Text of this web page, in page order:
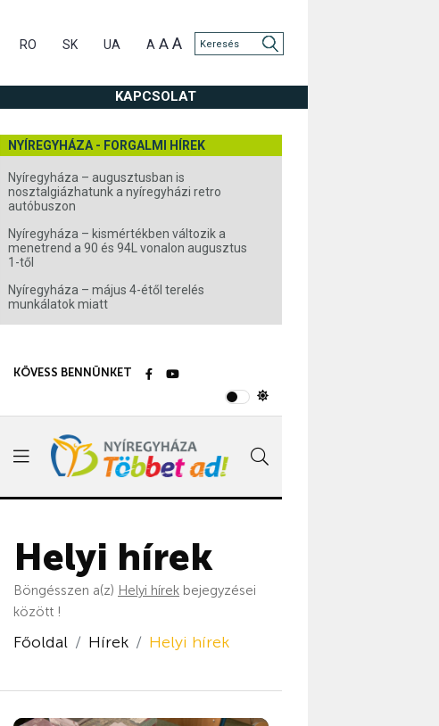
RO SK UA A A A
KAPCSOLAT
NYÍREGYHÁZA - FORGALMI HÍREK
Nyíregyháza – augusztusban is
nosztalgiázhatunk a nyíregyházi retro
autóbuszon
Nyíregyháza – kismértékben változik a
menetrend a 90 és 94L vonalon augusztus
1-től
Nyíregyháza – május 4-étől terelés
munkálatok miatt